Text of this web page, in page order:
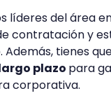
líderes del área
contratación y
tienes
plazo para
corporativa.